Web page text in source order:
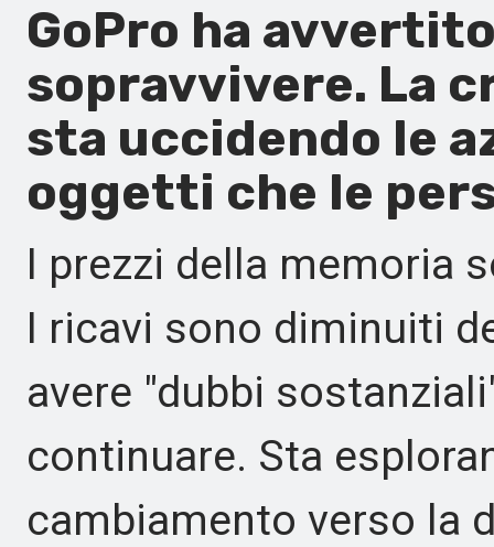
GoPro ha
sopravvivere. La
sta uccidendo le
oggetti che le
I prezzi della memoria
I ricavi sono diminuiti
avere "dubbi
continuare. Sta
cambiamento verso la